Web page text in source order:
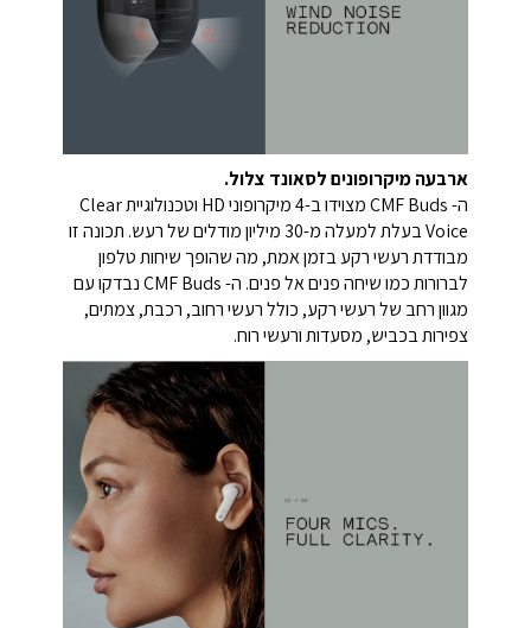
ארבעה מיקרופונים לסאונד צלול.
ה- CMF Buds מצוידו ב-4 מיקרופוני HD וטכנולוגיית Clear
Voice בעלת למעלה מ-30 מיליון מודלים של רעש. תכונה זו
מבודדת רעשי רקע בזמן אמת, מה שהופך שיחות טלפון
לברורות כמו שיחה פנים אל פנים. ה- CMF Buds נבדקו עם
מגוון רחב של רעשי רקע, כולל רעשי רחוב, רכבת, צמתים,
צפירות בכביש, מסעדות ורעשי רוח.